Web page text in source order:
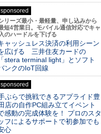
sponsored
リーズ最小・最軽量、申し込みから
短4営業日。モバイル通信対応でキャ
のハードルを下げる
ャッシュレス決済の利用シーン
広げる 三井住友カードの
「stera terminal light」とソフト
ンクのIoT回線
sponsored
ぶらで挑戦できるアプライド豊
店の自作PC組み立てイベント
感動の完成体験を！ プロのスタ
フによるサポートで初参加でも
心